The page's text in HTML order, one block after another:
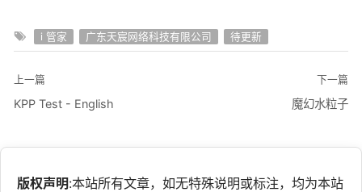
i 管家 广东天宸网络科技有限公司 待更新
上一篇
KPP Test - English
下一篇
魔幻水粒子
版权声明:本站所有文章，如无特殊说明或标注，均为本站